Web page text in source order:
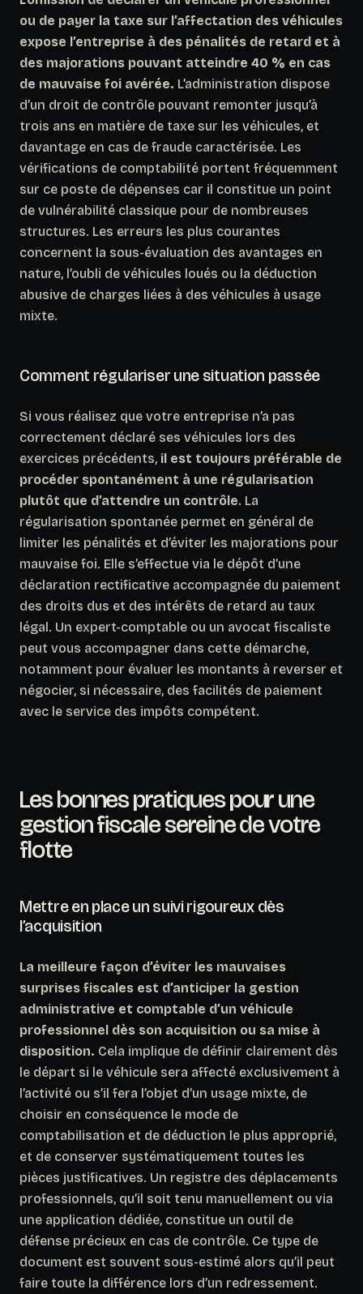
ou de payer la taxe sur l’affectation des véhicules
expose l’entreprise à des pénalités de retard et à
des majorations pouvant atteindre 40 % en cas
de mauvaise foi avérée. L’administration dispose
d’un droit de contrôle pouvant remonter jusqu’à
trois ans en matière de taxe sur les véhicules, et
davantage en cas de fraude caractérisée. Les
vérifications de comptabilité portent fréquemment
sur ce poste de dépenses car il constitue un point
de vulnérabilité classique pour de nombreuses
structures. Les erreurs les plus courantes
concernent la sous-évaluation des avantages en
nature, l’oubli de véhicules loués ou la déduction
abusive de charges liées à des véhicules à usage
mixte.
Comment régulariser une situation passée
Si vous réalisez que votre entreprise n’a pas
correctement déclaré ses véhicules lors des
exercices précédents, il est toujours préférable de
procéder spontanément à une régularisation
plutôt que d’attendre un contrôle. La
régularisation spontanée permet en général de
limiter les pénalités et d’éviter les majorations pour
mauvaise foi. Elle s’effectue via le dépôt d’une
déclaration rectificative accompagnée du paiement
des droits dus et des intérêts de retard au taux
légal. Un expert-comptable ou un avocat fiscaliste
peut vous accompagner dans cette démarche,
notamment pour évaluer les montants à reverser et
négocier, si nécessaire, des facilités de paiement
avec le service des impôts compétent.
Les bonnes pratiques pour une
gestion fiscale sereine de votre
flotte
Mettre en place un suivi rigoureux dès
l’acquisition
La meilleure façon d’éviter les mauvaises
surprises fiscales est d’anticiper la gestion
administrative et comptable d’un véhicule
professionnel dès son acquisition ou sa mise à
disposition. Cela implique de définir clairement dès
le départ si le véhicule sera affecté exclusivement à
l’activité ou s’il fera l’objet d’un usage mixte, de
choisir en conséquence le mode de
comptabilisation et de déduction le plus approprié,
et de conserver systématiquement toutes les
pièces justificatives. Un registre des déplacements
professionnels, qu’il soit tenu manuellement ou via
une application dédiée, constitue un outil de
défense précieux en cas de contrôle. Ce type de
document est souvent sous-estimé alors qu’il peut
faire toute la différence lors d’un redressement.